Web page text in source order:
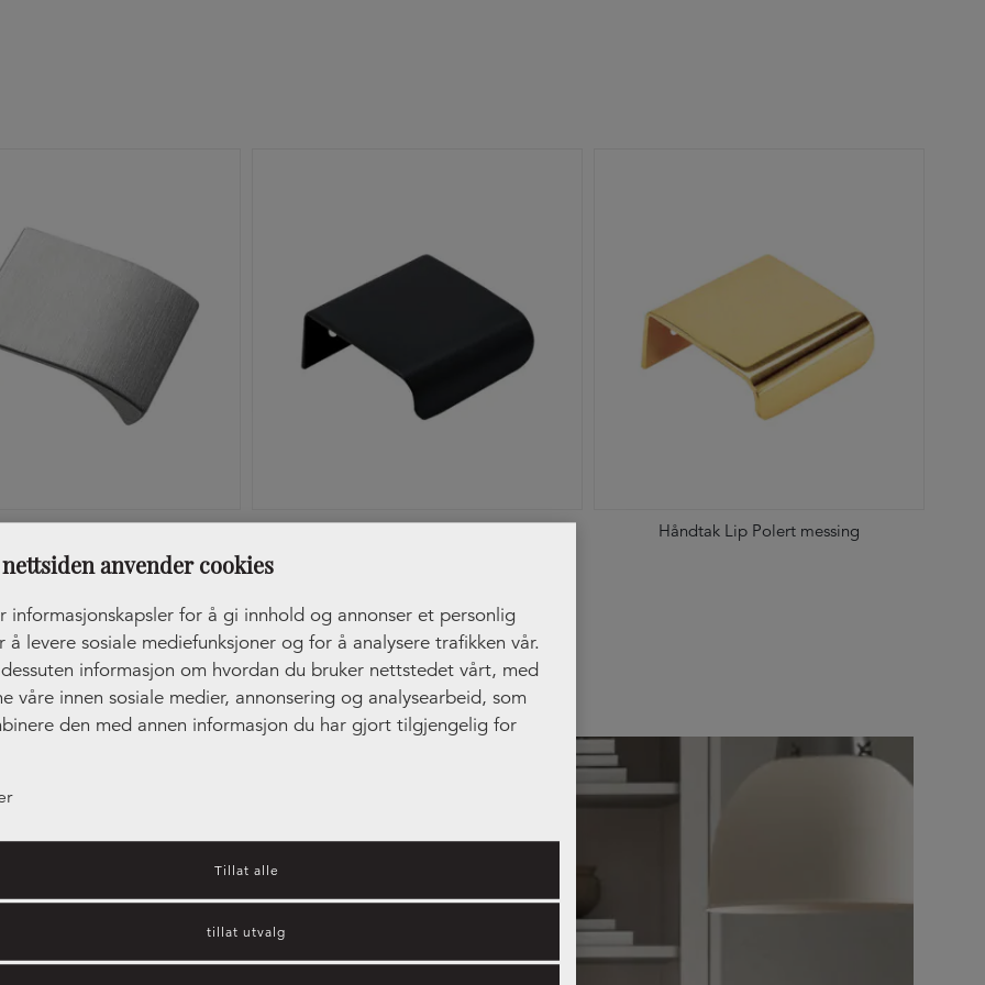
anvender cookies
informasjonskapsler for å gi innhold og annonser et personlig
å levere sosiale mediefunksjoner og for å analysere trafikken vår.
informasjon om hvordan du bruker nettstedet vårt, med
våre innen sosiale medier, annonsering og analysearbeid, som
den med annen informasjon du har gjort tilgjengelig for
som de har samlet inn gjennom din bruk av tjenestene deres.
Tillat alle
tillat utvalg
Edge Straight Rustfri Håndtak Lip Svart Håndtak Lip Polert messing